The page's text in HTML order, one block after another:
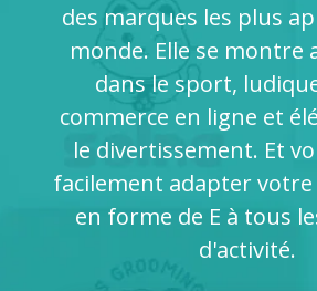
À propos
SE CONNECTER
des marques les plus
monde. Elle se montre
dans le sport,
commerce en ligne et
le divertissement. Et
facilement adapter
en forme de E à tous
d'activité.